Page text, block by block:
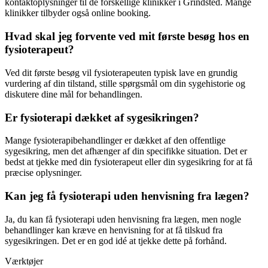
kontaktoplysninger til de forskellige klinikker i Grindsted. Mange
klinikker tilbyder også online booking.
Hvad skal jeg forvente ved mit første besøg hos en
fysioterapeut?
Ved dit første besøg vil fysioterapeuten typisk lave en grundig
vurdering af din tilstand, stille spørgsmål om din sygehistorie og
diskutere dine mål for behandlingen.
Er fysioterapi dækket af sygesikringen?
Mange fysioterapibehandlinger er dækket af den offentlige
sygesikring, men det afhænger af din specifikke situation. Det er
bedst at tjekke med din fysioterapeut eller din sygesikring for at få
præcise oplysninger.
Kan jeg få fysioterapi uden henvisning fra lægen?
Ja, du kan få fysioterapi uden henvisning fra lægen, men nogle
behandlinger kan kræve en henvisning for at få tilskud fra
sygesikringen. Det er en god idé at tjekke dette på forhånd.
Værktøjer